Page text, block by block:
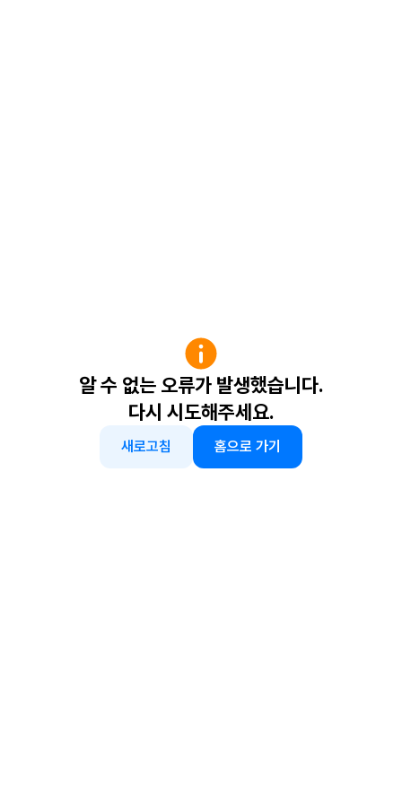
알 수 없는 오류가 발생했습니다.
다시 시도해주세요.
새로고침 홈으로 가기